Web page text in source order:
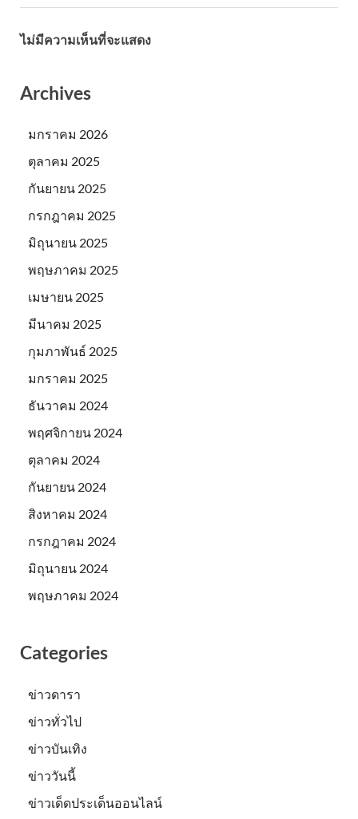
ไม่มีความเห็นที่จะแสดง
Archives
มกราคม 2026
ตุลาคม 2025
กันยายน 2025
กรกฎาคม 2025
มิถุนายน 2025
พฤษภาคม 2025
เมษายน 2025
มีนาคม 2025
กุมภาพันธ์ 2025
มกราคม 2025
ธันวาคม 2024
พฤศจิกายน 2024
ตุลาคม 2024
กันยายน 2024
สิงหาคม 2024
กรกฎาคม 2024
มิถุนายน 2024
พฤษภาคม 2024
Categories
ข่าวดารา
ข่าวทั่วไป
ข่าวบันเทิง
ข่าววันนี้
ข่าวเด็ดประเด็นออนไลน์